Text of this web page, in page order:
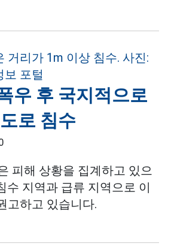
우 후 국지적으로
로 침수
피해 상황을 집계하고 있으
수 지역과 급류 지역으로 이
고하고 있습니다.